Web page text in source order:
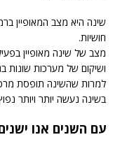
שינה היא מצב המאופיין
חושיות.
מצב של שינה מאופיין
ושיקום של מערכות שונות
למרות שהשינה תופסת
בשינה נעשה יותר ויותר
עם השנים אנו